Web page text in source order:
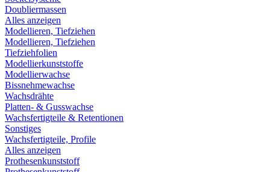
Doubliermassen
Alles anzeigen
Modellieren, Tiefziehen
Modellieren, Tiefziehen
Tiefziehfolien
Modellierkunststoffe
Modellierwachse
Bissnehmewachse
Wachsdrähte
Platten- & Gusswachse
Wachsfertigteile & Retentionen
Sonstiges
Wachsfertigteile, Profile
Alles anzeigen
Prothesenkunststoff